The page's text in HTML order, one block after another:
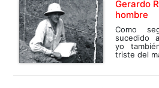
Gerardo
hombre
Como
sucedido
yo
triste del